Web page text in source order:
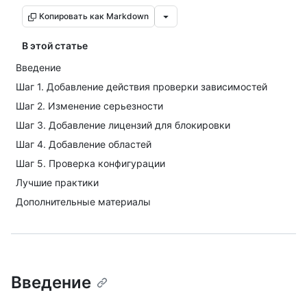
Копировать как Markdown
В этой статье
Введение
Шаг 1. Добавление действия проверки зависимостей
Шаг 2. Изменение серьезности
Шаг 3. Добавление лицензий для блокировки
Шаг 4. Добавление областей
Шаг 5. Проверка конфигурации
Лучшие практики
Дополнительные материалы
Введение